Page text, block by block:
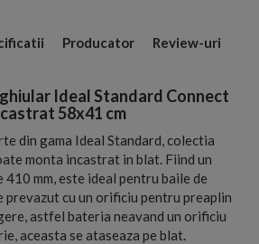
Producator Review-uri
Ideal Standard Connect
58x41 cm
din gama Ideal Standard, colectia
monta incastrat in blat. Fiind un
mm, este ideal pentru baile de
prevazut cu un orificiu pentru preaplin
astfel bateria neavand un orificiu
aceasta se ataseaza pe blat.